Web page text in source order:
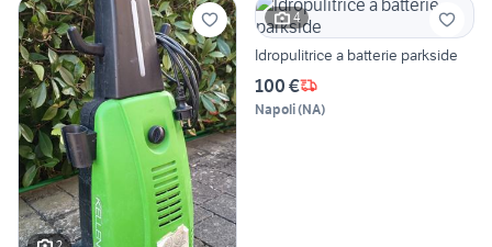
4
Idropulitrice a batterie parkside
100 €
Napoli(NA)